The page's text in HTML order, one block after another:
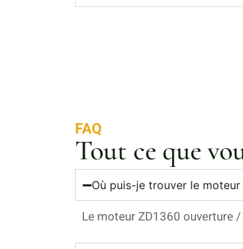
FAQ
Tout ce que
Où puis-je trouver le
Le moteur ZD1360 ouverture